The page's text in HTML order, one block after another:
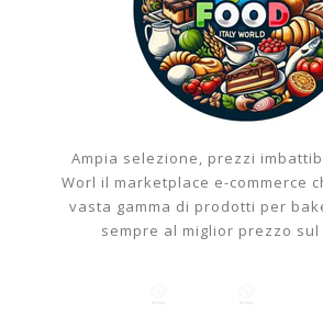
Aggiungi al carrello
Ampia selezione, prezzi
Worl il marketplace e-commerce
vasta gamma di prodotti per
sempre al miglior prezzo sul